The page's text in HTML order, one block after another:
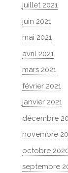
juillet 2021
juin 2021
mai 2021
avril 2021
mars 2021
février 2021
janvier 2021
décembre
novembre
octobre
septembre